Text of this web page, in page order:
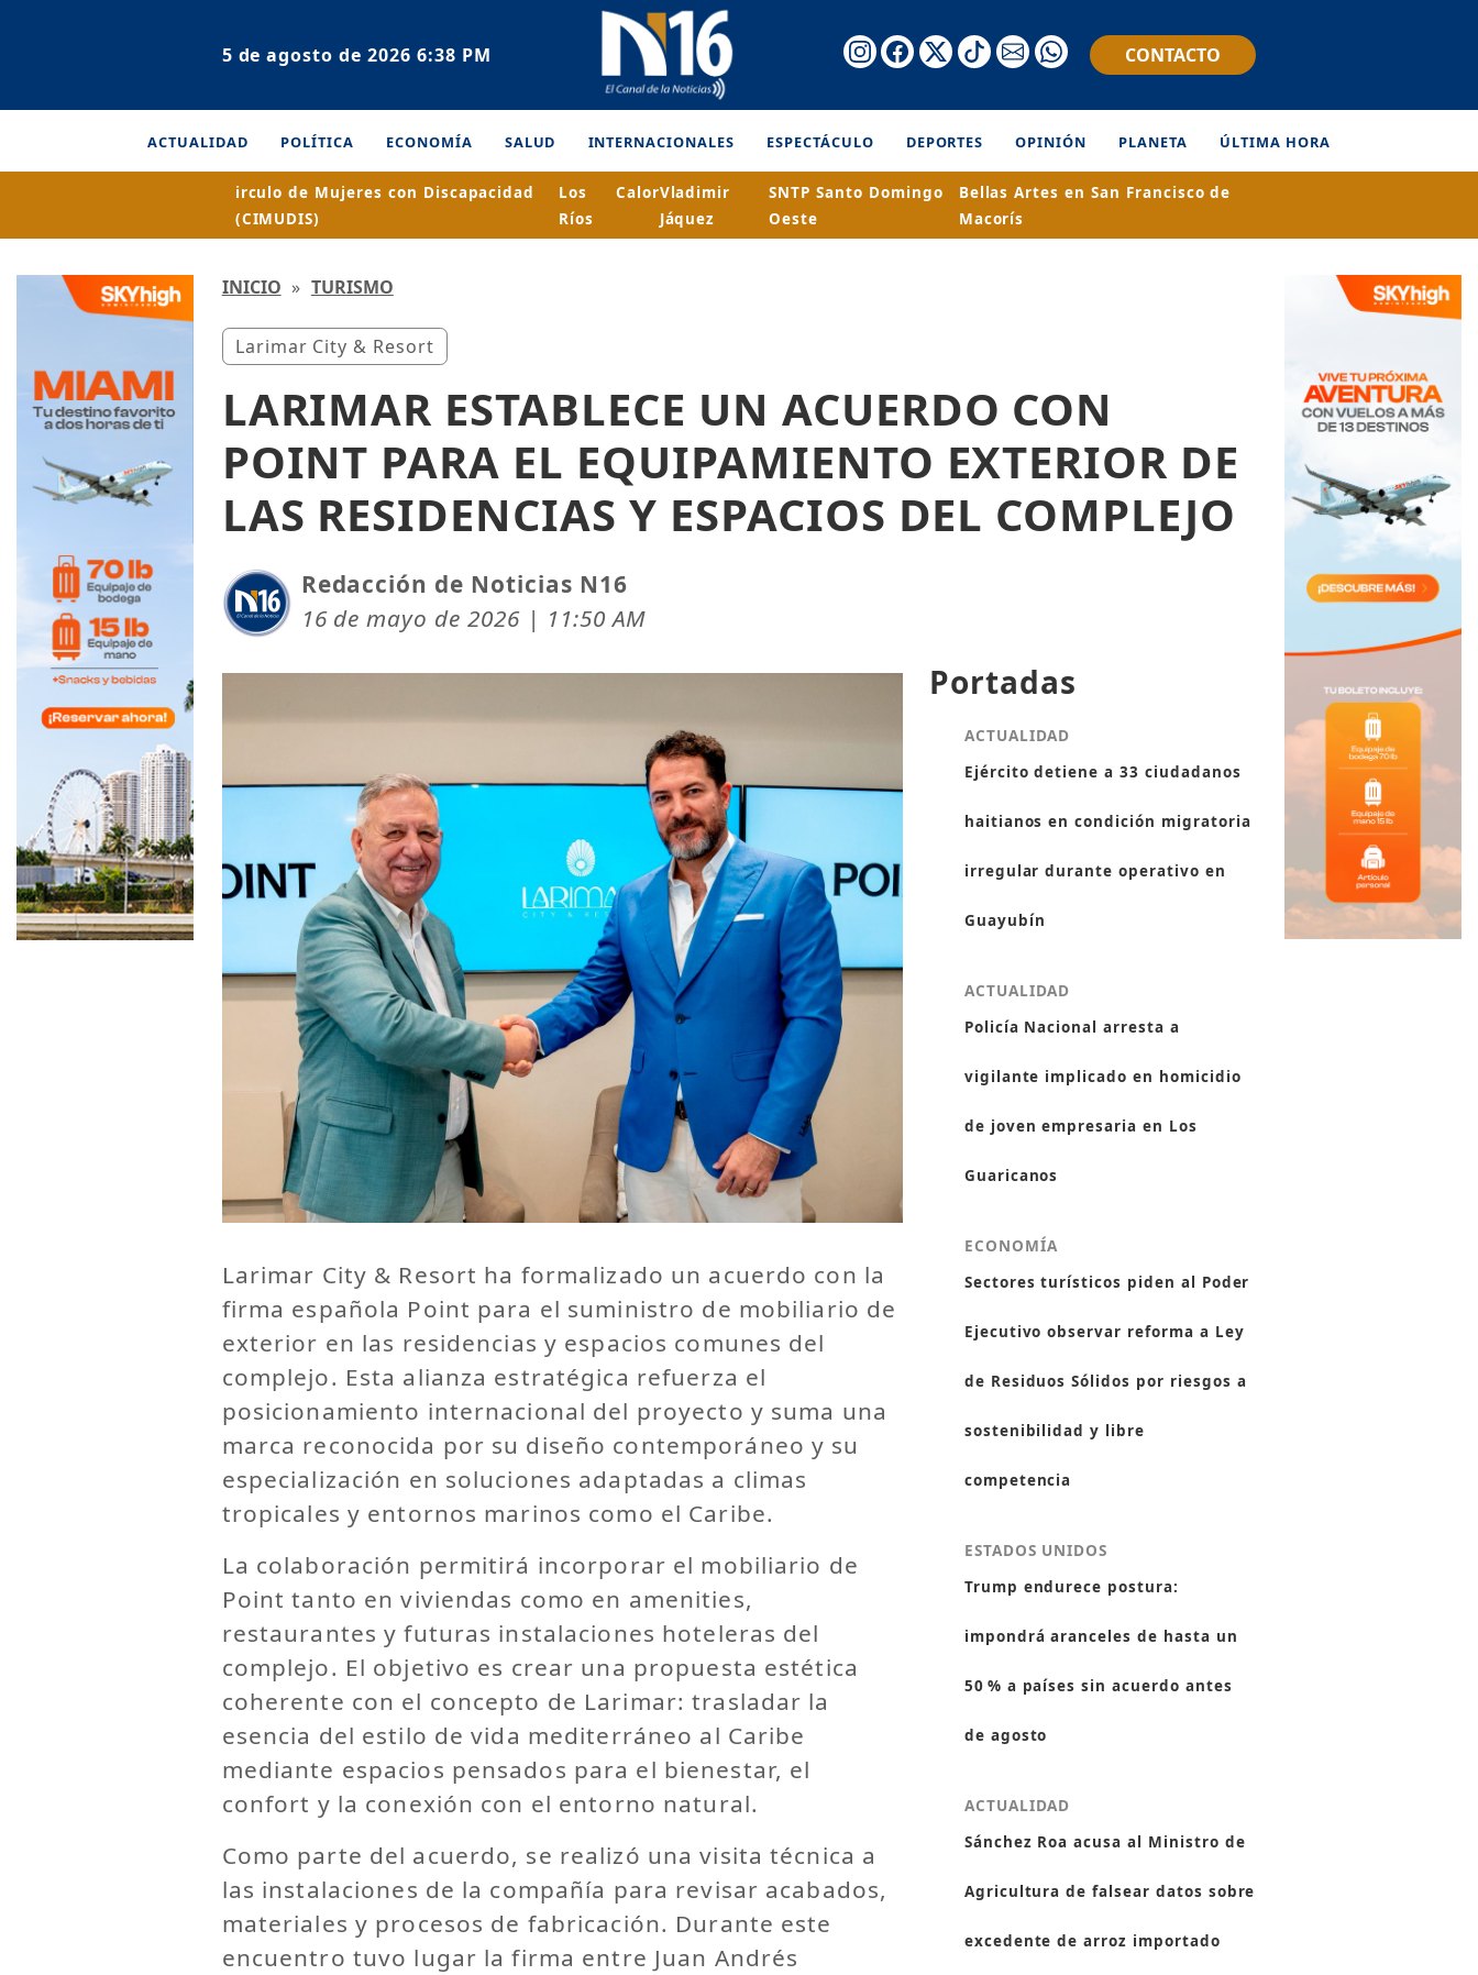
5 de agosto de 2026 6:38 PM CONTACTO
ACTUALIDAD POLÍTICA ECONOMÍA SALUD INTERNACIONALES ESPECTÁCULO DEPORTES OPINIÓN PLANETA ÚLTIMA HORA
irculo de Mujeres con Discapacidad
(CIMUDIS)
Los
Ríos
CalorVladimir
Jáquez
SNTP Santo Domingo
Oeste
Bellas Artes en San Francisco de
Macorís
INICIO » TURISMO
Larimar City & Resort
LARIMAR ESTABLECE UN ACUERDO CON
POINT PARA EL EQUIPAMIENTO EXTERIOR DE
LAS RESIDENCIAS Y ESPACIOS DEL COMPLEJO
Redacción de Noticias N16
16 de mayo de 2026 | 11:50 AM
Larimar City & Resort ha formalizado un acuerdo con la
firma española Point para el suministro de mobiliario de
exterior en las residencias y espacios comunes del
complejo. Esta alianza estratégica refuerza el
posicionamiento internacional del proyecto y suma una
marca reconocida por su diseño contemporáneo y su
especialización en soluciones adaptadas a climas
tropicales y entornos marinos como el Caribe.
La colaboración permitirá incorporar el mobiliario de
Point tanto en viviendas como en amenities,
restaurantes y futuras instalaciones hoteleras del
complejo. El objetivo es crear una propuesta estética
coherente con el concepto de Larimar: trasladar la
esencia del estilo de vida mediterráneo al Caribe
mediante espacios pensados para el bienestar, el
confort y la conexión con el entorno natural.
Como parte del acuerdo, se realizó una visita técnica a
las instalaciones de la compañía para revisar acabados,
materiales y procesos de fabricación. Durante este
encuentro tuvo lugar la firma entre Juan Andrés
Portadas
ACTUALIDAD
Ejército detiene a 33 ciudadanos
haitianos en condición migratoria
irregular durante operativo en
Guayubín
ACTUALIDAD
Policía Nacional arresta a
vigilante implicado en homicidio
de joven empresaria en Los
Guaricanos
ECONOMÍA
Sectores turísticos piden al Poder
Ejecutivo observar reforma a Ley
de Residuos Sólidos por riesgos a
sostenibilidad y libre
competencia
ESTADOS UNIDOS
Trump endurece postura:
impondrá aranceles de hasta un
50 % a países sin acuerdo antes
de agosto
ACTUALIDAD
Sánchez Roa acusa al Ministro de
Agricultura de falsear datos sobre
excedente de arroz importado